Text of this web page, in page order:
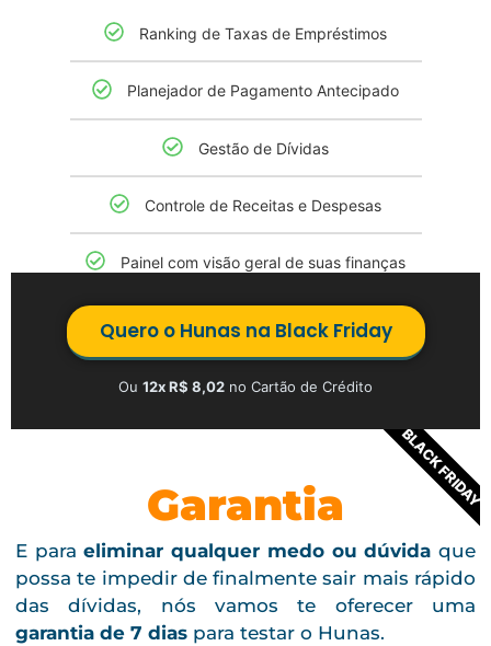
Ranking de Taxas de Empréstimos​
Planejador de Pagamento Antecipado
Gestão de Dívidas
Controle de Receitas e Despesas
Painel com visão geral de suas finanças
Quero o Hunas na Black Friday
Ou 12x R$ 8,02 no Cartão de Crédito
BLACK FRIDAY
Garantia
E paraeliminar qualquer medo ou dúvida que
possa te impedir de finalmente sair mais rápido
das dívidas, nós vamos te oferecer uma
garantia de 7 dias para testar o Hunas.